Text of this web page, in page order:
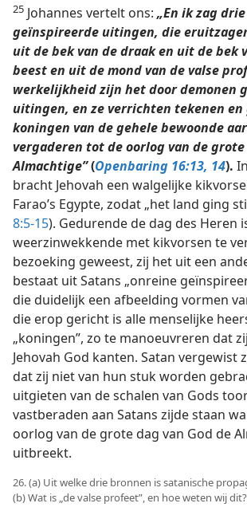
25 Johannes vertelt ons: „En ik zag
geïnspireerde uitingen, die
uit de bek van de draak en uit de bek
beest en uit de mond van de valse
werkelijkheid zijn het door demonen
uitingen, en ze verrichten tekenen
koningen van de gehele bewoonde
vergaderen tot de oorlog van de grote
Almachtige”(Openbaring 16:13, 14).
bracht Jehovah een walgelijke
Farao’s Egypte, zodat „het land ging
8:5-15). Gedurende de dag des Heren
weerzinwekkende met kikvorsen te
bezoeking geweest, zij het uit een
bestaat uit Satans „onreine
die duidelijk een afbeelding vormen
die erop gericht is alle menselijke
„koningen”, zo te manoeuvreren dat
Jehovah God kanten. Satan vergewist
dat zij niet van hun stuk worden
uitgieten van de schalen van Gods
vastberaden aan Satans zijde staan
oorlog van de grote dag van God de
uitbreekt.
26. (a) Uit welke drie bronnen is satanische
(b) Wat is „de valse profeet”, en hoe weten wij dit?